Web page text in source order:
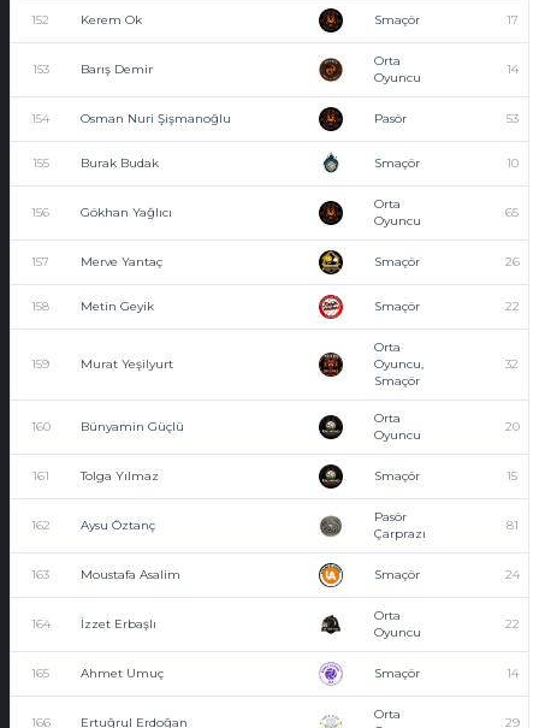
152 Kerem Ok Smaçör 17
153 Barış Demir
Orta
Oyuncu
14
154 Osman Nuri Şişmanoğlu Pasör 53
155 Burak Budak Smaçör 10
156 Gökhan Yağlıcı
Orta
Oyuncu
65
157 Merve Yantaç Smaçör 26
158 Metin Geyik Smaçör 22
159 Murat Yeşilyurt
Orta
Oyuncu,
Smaçör
32
160 Bünyamin Güçlü
Orta
Oyuncu
20
161 Tolga Yılmaz Smaçör 15
162 Aysu Öztanç
Pasör
Çarprazı
81
163 Moustafa Asalim Smaçör 24
164 İzzet Erbaşlı
Orta
Oyuncu
22
165 Ahmet Umuç Smaçör 14
166 Ertuğrul Erdoğan
Orta
29